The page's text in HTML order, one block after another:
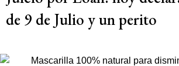
de 9 de Julio y un perito